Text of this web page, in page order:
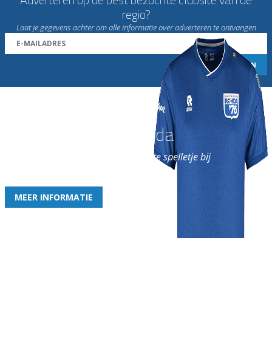
regio?
Laat je gegevens achter om alle informatie over adverteren te ontvangen
Word nu lid van Rohda
en geniet iedere week van het leukste spelletje bij
MEER INFORMATIE